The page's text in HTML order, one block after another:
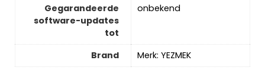
Gegarandeerde
software-updates
tot
‎onbekend
Brand Merk: YEZMEK